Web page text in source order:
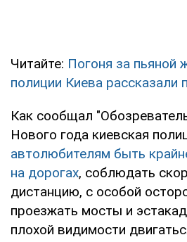
Читайте: Погоня за пьяной
полиции Киева рассказали
Как сообщал
Нового года киевская
автолюбителям быть
на дорогах, соблюдать
дистанцию, с особой
проезжать мосты и
плохой видимости